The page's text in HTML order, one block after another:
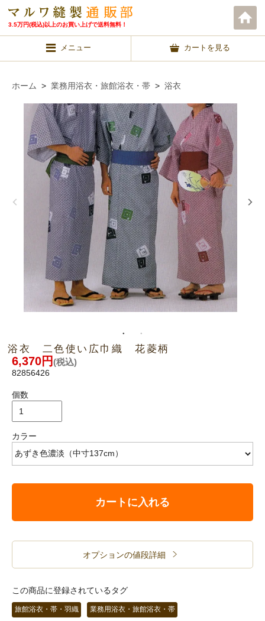
3.5万円(税込)以上のお買い上げで送料無料！
メニュー カートを見る
ホーム > 業務用浴衣・旅館浴衣・帯 > 浴衣
浴衣 二色使い広巾織 花菱柄
6,370円(税込)
82856426
個数
カラー
カートに入れる
オプションの値段詳細
この商品に登録されているタグ
旅館浴衣・帯・羽織 業務用浴衣・旅館浴衣・帯